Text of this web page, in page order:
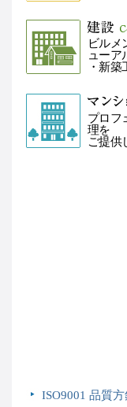
ビルメ
ューア
・新
プロフ
理を
ご提供
ISO9001 品質